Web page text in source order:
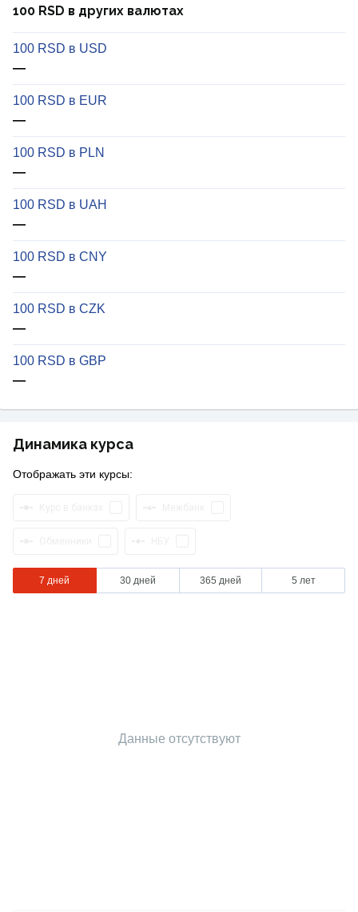
100 RSD в других валютах
100 RSD в USD
—
100 RSD в EUR
—
100 RSD в PLN
—
100 RSD в UAH
—
100 RSD в CNY
—
100 RSD в CZK
—
100 RSD в GBP
—
Динамика курса
Отображать эти курсы:
7 дней 30 дней 365 дней 5 лет
Данные отсутствуют